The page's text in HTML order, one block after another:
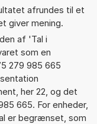
afrundes til et
giver mening.
af 'Tal i
som en
279 985 665
her 22, og det
665. For enheder,
er begrænset, som